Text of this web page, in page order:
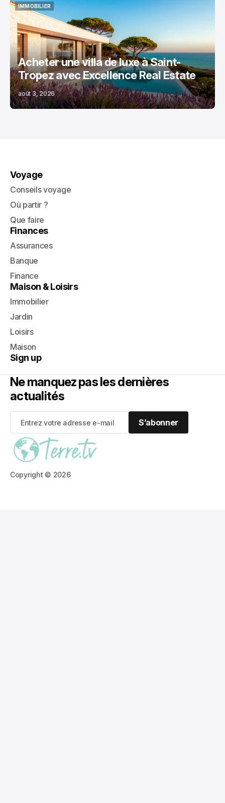
IMMOBILIER
IMMOBILIER
Acheter une villa de luxe à Saint-
Tropez avec Excellence Real Estate
août 3, 2026
Copyright © 2026
Voyage
Conseils voyage
Où partir ?
Que faire
Finances
Assurances
Banque
Finance
Maison & Loisirs
Immobilier
Jardin
Loisirs
Maison
Sign up
Ne manquez pas les dernières
actualités
S’abonner
S’abonner